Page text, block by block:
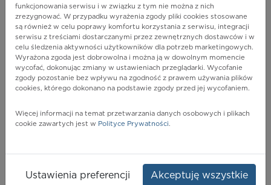
POKAŻ FILTRY
Pharmindex
funkcjonowania serwisu i w związku z tym nie można z nich
zrezygnować. W przypadku wyrażenia zgody pliki cookies stosowane
są również w celu poprawy komfortu korzystania z serwisu, integracji
serwisu z treściami dostarczanymi przez zewnętrznych dostawców i w
celu śledzenia aktywności użytkowników dla potrzeb marketingowych.
Wyrażona zgoda jest dobrowolna i można ją w dowolnym momencie
wycofać, dokonując zmiany w ustawieniach przeglądarki. Wycofanie
zgody pozostanie bez wpływu na zgodność z prawem używania plików
cookies, którego dokonano na podstawie zgody przed jej wycofaniem.
Więcej informacji na temat przetwarzania danych osobowych i plikach
cookie zawartych jest w Polityce Prywatności.
Ustawienia preferencji Akceptuję wszystkie